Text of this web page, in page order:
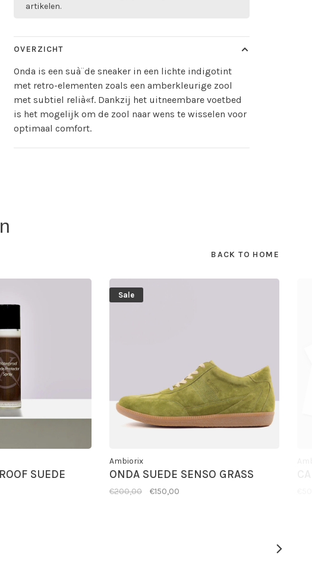
artikelen.
OVERZICHT
Onda is een suà¨de sneaker in een lichte indigotint
met retro-elementen zoals een amberkleurige zool
met subtiel relià«f. Dankzij het uitneembare voetbed
is het mogelijk om de zool naar wens te wisselen voor
optimaal comfort.
BACK TO HOME
SUEDE
Sale
Ambiorix
ONDA SUEDE SENSO GRASS
€200,00 €150,00